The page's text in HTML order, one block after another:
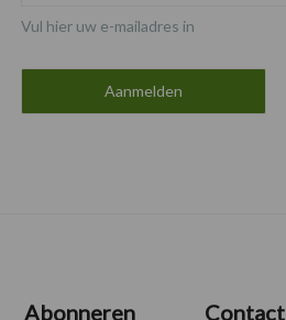
Vul hier uw e-mailadres in
Abonneren Contact